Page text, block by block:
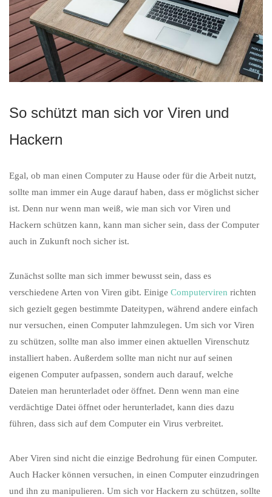
So schützt man sich vor Viren und
Hackern
Egal, ob man einen Computer zu Hause oder für die Arbeit nutzt,
sollte man immer ein Auge darauf haben, dass er möglichst sicher
ist. Denn nur wenn man weiß, wie man sich vor Viren und
Hackern schützen kann, kann man sicher sein, dass der Computer
auch in Zukunft noch sicher ist.
Zunächst sollte man sich immer bewusst sein, dass es
verschiedene Arten von Viren gibt. Einige Computerviren richten
sich gezielt gegen bestimmte Dateitypen, während andere einfach
nur versuchen, einen Computer lahmzulegen. Um sich vor Viren
zu schützen, sollte man also immer einen aktuellen Virenschutz
installiert haben. Außerdem sollte man nicht nur auf seinen
eigenen Computer aufpassen, sondern auch darauf, welche
Dateien man herunterladet oder öffnet. Denn wenn man eine
verdächtige Datei öffnet oder herunterladet, kann dies dazu
führen, dass sich auf dem Computer ein Virus verbreitet.
Aber Viren sind nicht die einzige Bedrohung für einen Computer.
Auch Hacker können versuchen, in einen Computer einzudringen
und ihn zu manipulieren. Um sich vor Hackern zu schützen, sollte